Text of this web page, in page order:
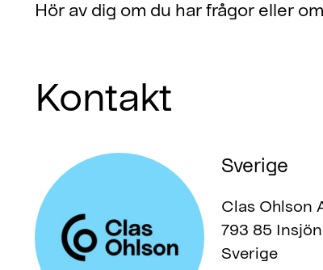
Hör av dig om du har frågor eller
Kontakt
Sverige
Clas Ohlson
793 85 Insjön
Sverige